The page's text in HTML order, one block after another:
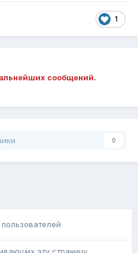
1
сообщений.
0
пользователей